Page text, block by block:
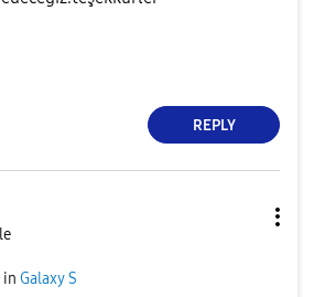
REPLY
in Galaxy S